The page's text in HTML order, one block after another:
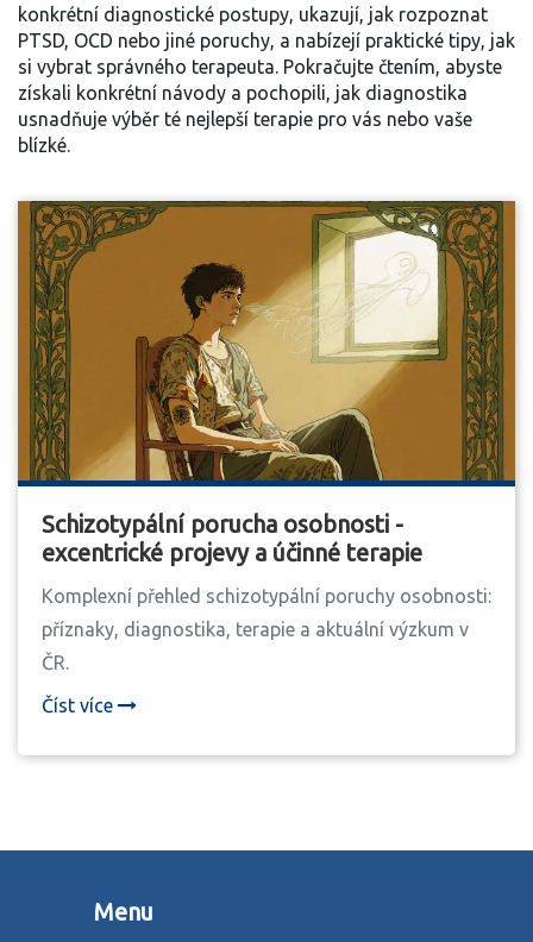
konkrétní diagnostické postupy, ukazují, jak rozpoznat
PTSD, OCD nebo jiné poruchy, a nabízejí praktické tipy, jak
si vybrat správného terapeuta. Pokračujte čtením, abyste
získali konkrétní návody a pochopili, jak diagnostika
usnadňuje výběr té nejlepší terapie pro vás nebo vaše
blízké.
Schizotypální porucha osobnosti -
excentrické projevy a účinné terapie
Komplexní přehled schizotypální poruchy osobnosti:
příznaky, diagnostika, terapie a aktuální výzkum v
ČR.
Číst více
Menu